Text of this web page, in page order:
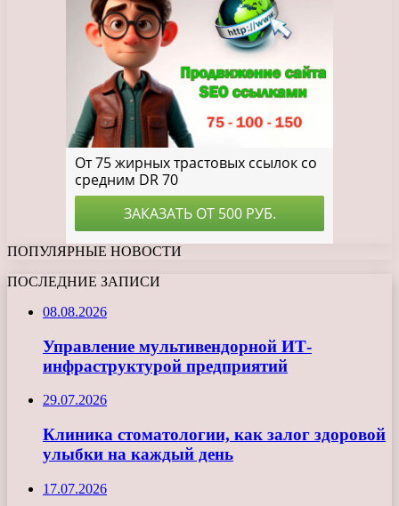
ПОПУЛЯРНЫЕ НОВОСТИ
ПОСЛЕДНИЕ ЗАПИСИ
08.08.2026
Управление мультивендорной ИТ-
инфраструктурой предприятий
29.07.2026
Клиника стоматологии, как залог здоровой
улыбки на каждый день
17.07.2026